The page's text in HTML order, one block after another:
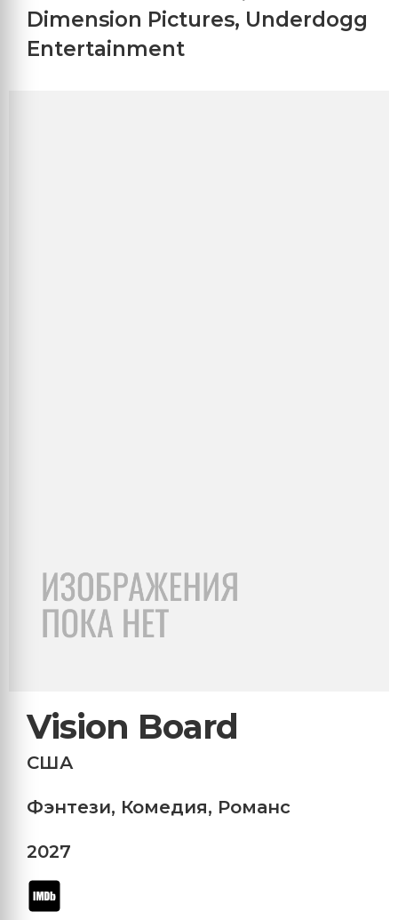
Dimension Pictures, Underdogg
Entertainment
Vision Board
США
Фэнтези, Комедия, Романс
2027